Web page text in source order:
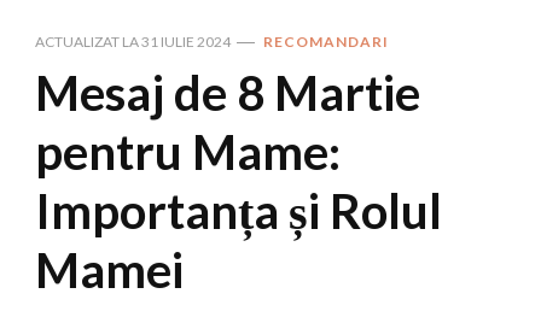
ACTUALIZAT LA31 IULIE 2024 RECOMANDARI
Mesaj de 8 Martie
pentru Mame:
Importanța și Rolul
Mamei